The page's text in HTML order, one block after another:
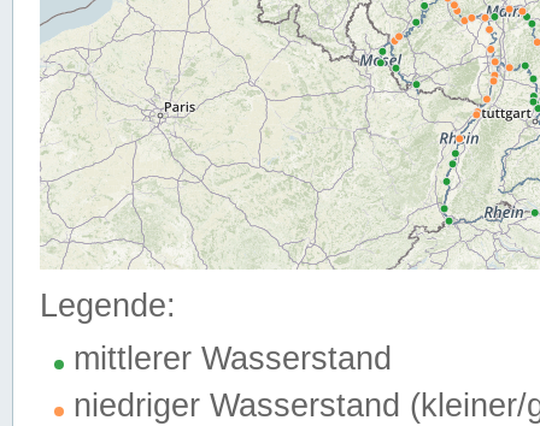
Legende:
mittlerer Wasserstand
niedriger Wasserstand (kleiner/